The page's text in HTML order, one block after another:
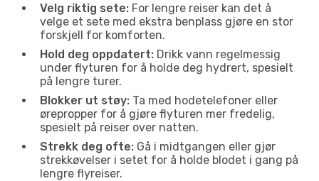
Velg riktig sete: For lengre reiser kan det å
velge et sete med ekstra benplass gjøre en stor
forskjell for komforten.
Hold deg oppdatert: Drikk vann regelmessig
under flyturen for å holde deg hydrert, spesielt
på lengre turer.
Blokker ut støy: Ta med hodetelefoner eller
ørepropper for å gjøre flyturen mer fredelig,
spesielt på reiser over natten.
Strekk deg ofte: Gå i midtgangen eller gjør
strekkøvelser i setet for å holde blodet i gang på
lengre flyreiser.